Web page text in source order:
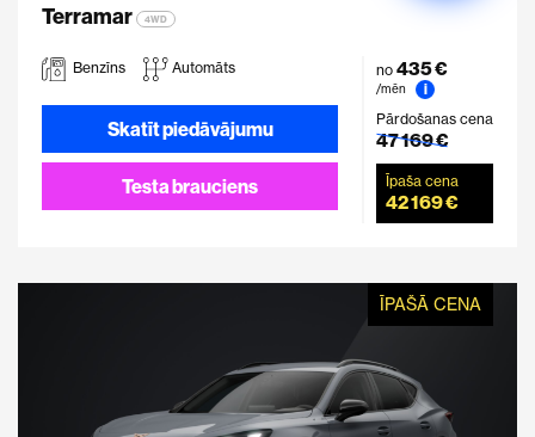
Terramar
4WD
Benzīns Automāts
Skatīt piedāvājumu
Testa brauciens
no 435 €
/mēn
i
Pārdošanas cena
47 169 €
Īpaša cena
42 169 €
ĪPAŠĀ CENA